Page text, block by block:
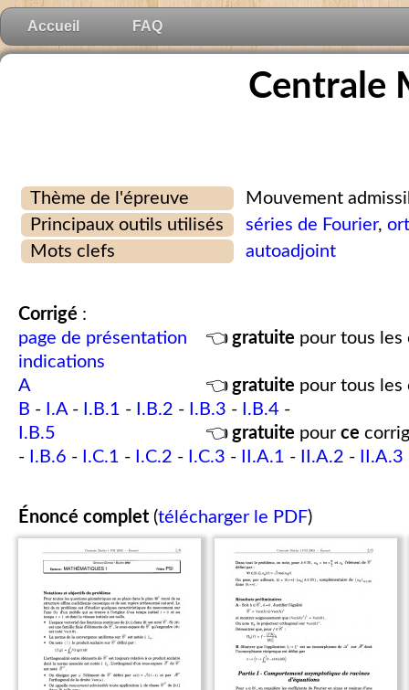
Accueil FAQ
Centrale
Thème de l'épreuve
Mouvement
Principaux outils utilisés
séries de Fourier,
Mots clefs
autoadjoint
Corrigé :
page de présentation
👈 gratuite pour tous les
indications
A
👈 gratuite pour tous les
B - I.A- I.B.1 - I.B.2 - I.B.3 - I.B.4 -
I.B.5
👈 gratuite pour ce
- I.B.6 - I.C.1 - I.C.2 - I.C.3 - II.A.1 - II.A.2 - II.A.3
Énoncé complet (télécharger le PDF)